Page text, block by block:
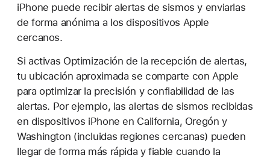
iPhone puede recibir alertas de sismos y enviarlas
de forma anónima a los dispositivos Apple
cercanos.
Si activas Optimización de la recepción de alertas,
tu ubicación aproximada se comparte con Apple
para optimizar la precisión y confiabilidad de las
alertas. Por ejemplo, las alertas de sismos recibidas
en dispositivos iPhone en California, Oregón y
Washington (incluidas regiones cercanas) pueden
llegar de forma más rápida y fiable cuando la